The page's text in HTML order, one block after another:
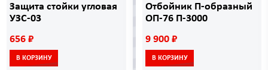
Защита стойки угловая
УЗС-03
656 ₽
В КОРЗИНУ
Отбойник П-образный
ОП-76 П-3000
9 900 ₽
В КОРЗИНУ